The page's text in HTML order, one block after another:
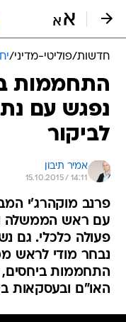
חדשות/פוליטי-מדיני/
התחממות
נפגש עם
לביקור
אמיר תיבון
15.10.2015 / 14:11
פרנב מוקהרג'י
עם ראש הממשלה
פעולה כלכלי. גם
נבחר מודי לראש
התחממות
האו"ם ובעסקאות